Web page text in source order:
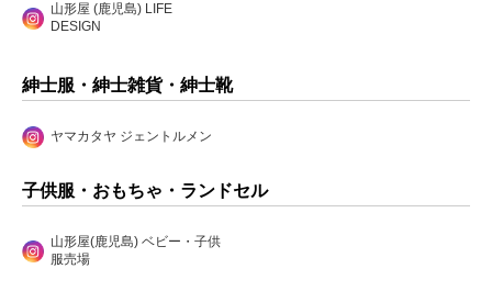
山形屋 (鹿児島) LIFE
DESIGN
紳士服・紳士雑貨・紳士靴
ヤマカタヤ ジェントルメン
子供服・おもちゃ・ランドセル
山形屋(鹿児島) ベビー・子供
服売場